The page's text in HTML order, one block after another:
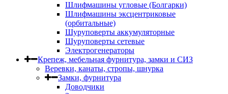
Шлифмашины угловые (Болгарки)
Шлифмашины эксцентриковые
(орбитальные)
Шуруповерты аккумуляторные
Шуруповерты сетевые
Электрогенераторы
Крепеж, мебельная фурнитура, замки и СИЗ
Веревки, канаты, стропы, шнурка
Замки, фурнитура
Доводчики